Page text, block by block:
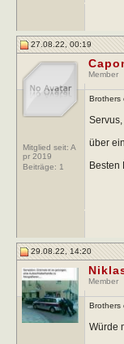
27.08.22, 00:19
Mitglied seit: A
pr 2019
Beiträge: 1
Member
Brothers
Servus,
über
Besten
29.08.22, 14:20
Member
Brothers
Würde